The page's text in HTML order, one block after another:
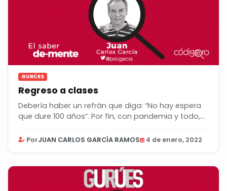
GURÚES
Regreso a clases
Debería haber un refrán que diga: “No hay espera
que dure 100 años”. Por fin, con pandemia y todo,...
PorJUAN CARLOS GARCÍA RAMOS 4 de enero, 2022